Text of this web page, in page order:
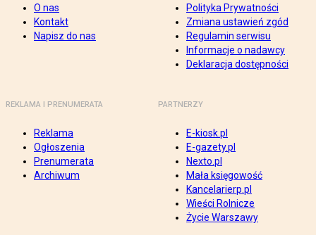
O nas
Kontakt
Napisz do nas
Polityka Prywatności
Zmiana ustawień zgód
Regulamin serwisu
Informacje o nadawcy
Deklaracja dostępności
REKLAMA I PRENUMERATA
Reklama
Ogłoszenia
Prenumerata
Archiwum
PARTNERZY
E-kiosk.pl
E-gazety.pl
Nexto.pl
Mała księgowość
Kancelarierp.pl
Wieści Rolnicze
Życie Warszawy